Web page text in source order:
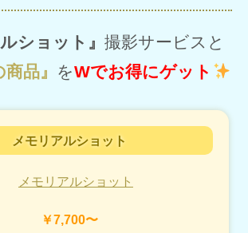
ルショット』撮影サービスと
品』 をWでお得にゲット
メモリアルショット
￥7,700〜